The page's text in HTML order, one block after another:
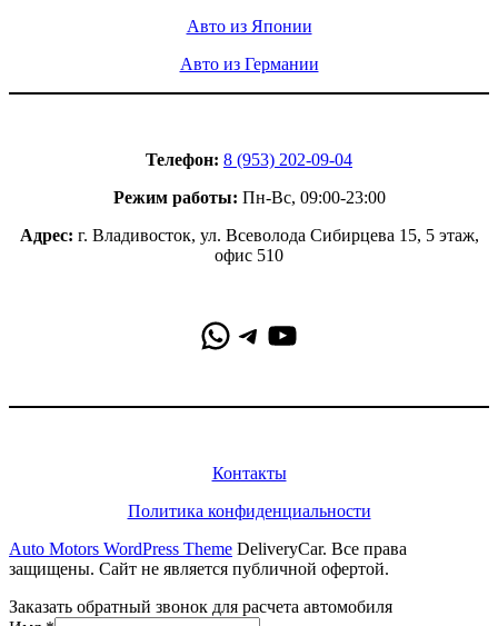
Авто из Японии
Авто из Германии
Телефон: 8 (953) 202-09-04
Режим работы: Пн-Вс, 09:00-23:00
Адрес: г. Владивосток, ул. Всеволода Сибирцева 15, 5 этаж,
офис 510
WhatsApp
Telegram
YouTube
Контакты
Политика конфиденциальности
Auto Motors WordPress Theme DeliveryCar. Все права
защищены. Сайт не является публичной офертой.
Заказать обратный звонок для расчета автомобиля